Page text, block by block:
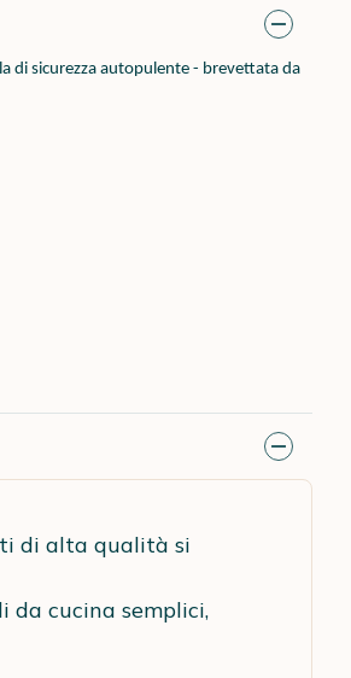
di sicurezza autopulente - brevettata da
di alta qualità si
da cucina semplici,